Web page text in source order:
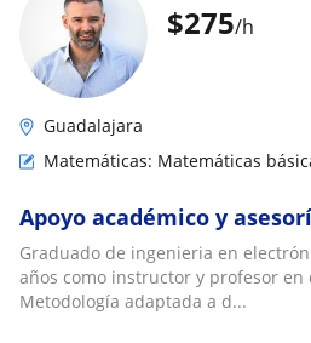
$275/h
Guadalajara
Matemáticas: Matemáticas
Apoyo académico y
Graduado de ingenieria en
años como instructor y profesor
Metodología adaptada a d...